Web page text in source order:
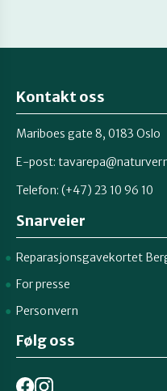
Kontakt oss
Mariboes gate 8, 0183 Oslo
E-post:
Telefon: (+47) 23 10 96 10
Snarveier
Reparasjonsgavekortet
For presse
Personvern
Følg oss